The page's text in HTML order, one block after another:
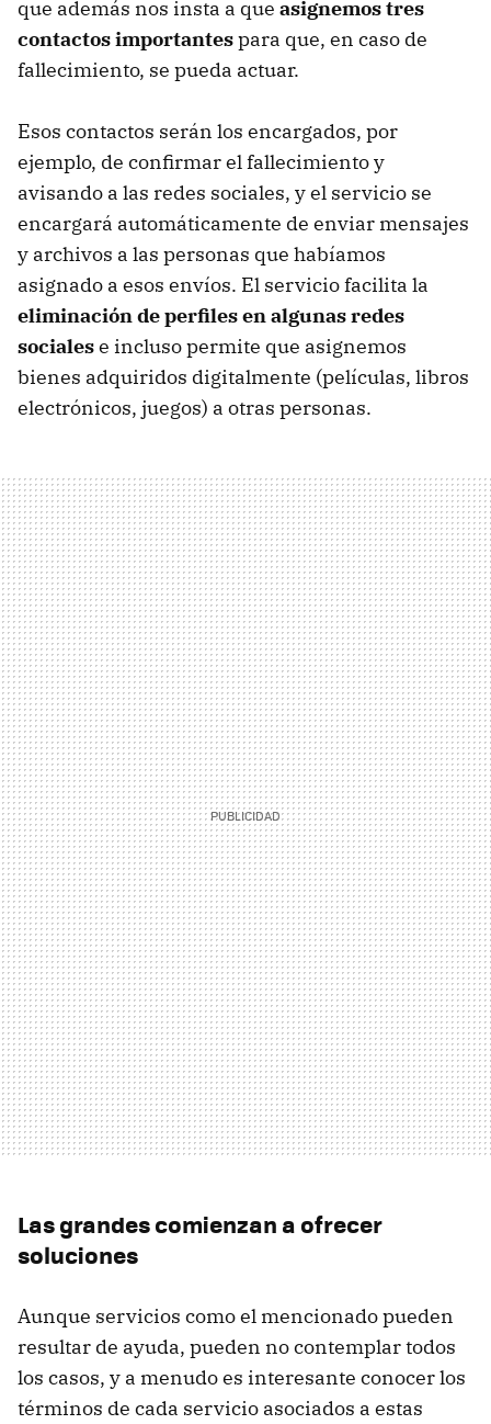
que además nos insta a que asignemos tres
contactos importantespara que, en caso de
fallecimiento, se pueda actuar.
Esos contactos serán los encargados, por
ejemplo, de confirmar el fallecimiento y
avisando a las redes sociales, y el servicio se
encargará automáticamente de enviar mensajes
y archivos a las personas que habíamos
asignado a esos envíos. El servicio facilita la
eliminación de perfiles en algunas redes
socialese incluso permite que asignemos
bienes adquiridos digitalmente (películas, libros
electrónicos, juegos) a otras personas.
Las grandes comienzan a ofrecer
soluciones
Aunque servicios como el mencionado pueden
resultar de ayuda, pueden no contemplar todos
los casos, y a menudo es interesante conocer los
términos de cada servicio asociados a estas